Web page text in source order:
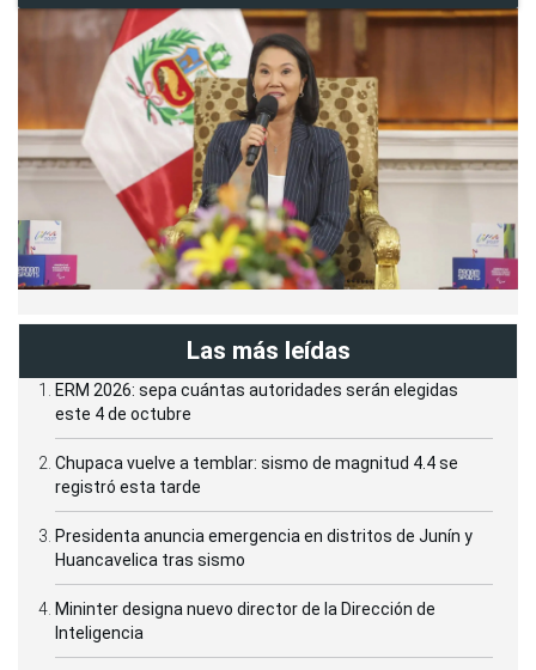
Las más leídas
ERM 2026: sepa cuántas autoridades serán elegidas
este 4 de octubre
Chupaca vuelve a temblar: sismo de magnitud 4.4 se
registró esta tarde
Presidenta anuncia emergencia en distritos de Junín y
Huancavelica tras sismo
Mininter designa nuevo director de la Dirección de
Inteligencia